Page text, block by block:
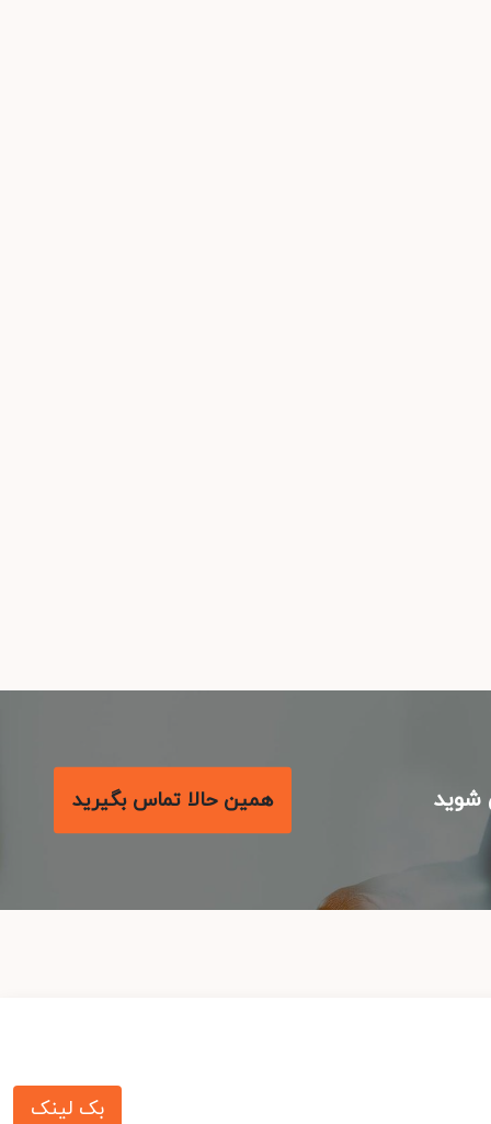
همین حالا تماس بگیرید
بک لینک